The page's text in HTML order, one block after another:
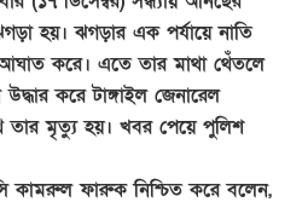
হয়। ঝগড়ার এক পর্যায়ে নাতি
করে। এতে তার মাথা থেঁতলে
করে টাঙ্গাইল জেনারেল
তার মৃত্যু হয়। খবর পেয়ে পুলিশ
কামরুল ফারুক নিশ্চিত করে বলেন,